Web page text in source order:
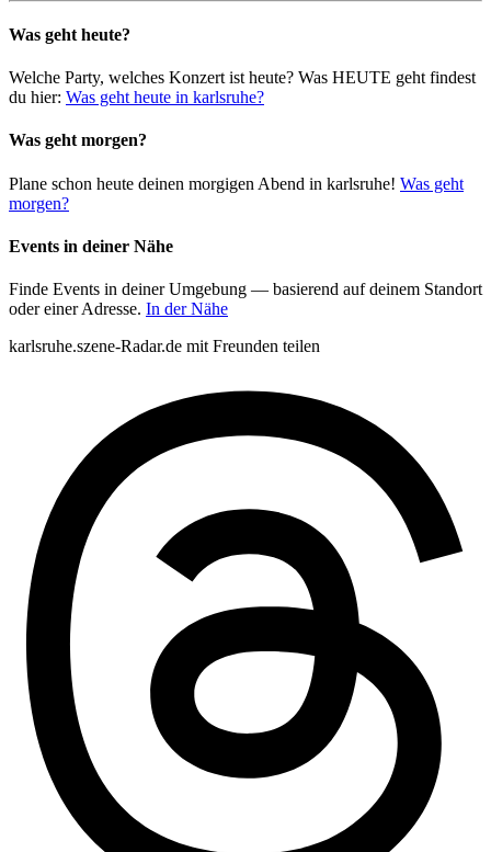
Was geht heute?
Welche Party, welches Konzert ist heute? Was HEUTE geht findest
du hier: Was geht heute in karlsruhe?
Was geht morgen?
Plane schon heute deinen morgigen Abend in karlsruhe! Was geht
morgen?
Events in deiner Nähe
Finde Events in deiner Umgebung — basierend auf deinem Standort
oder einer Adresse. In der Nähe
karlsruhe.szene-Radar.de mit Freunden teilen